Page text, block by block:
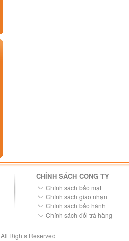
CHÍNH SÁCH CÔNG TY
Chính sách bảo mật
Chính sách giao nhận
Chính sách bảo hành
Chính sách đổi trả hàng
All Rights Reserved